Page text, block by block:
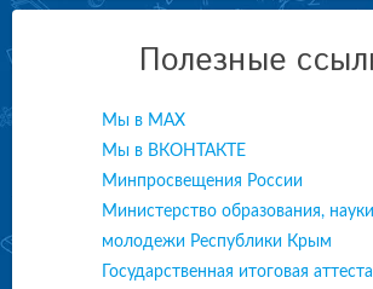
Полезные
Мы в МАХ
Мы в ВКОНТАКТЕ
Минпросвещения России
Министерство образования,
молодежи Республики Крым
Государственная итоговая